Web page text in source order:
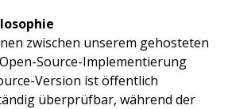
zwischen unserem gehosteten
Source-Implementierung
Version ist öffentlich
überprüfbar, während der